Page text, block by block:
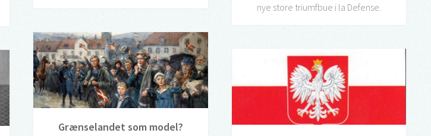
Grænselandet som model?
nye store triumfbue i la Defense.